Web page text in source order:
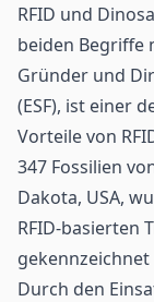
RFID und
beiden Begriffe
Gründer und
(ESF), ist einer
Vorteile von
347 Fossilien
Dakota, USA,
RFID-basierten
Durch den